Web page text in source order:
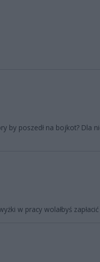
by poszedł na bojkot? Dla
w pracy wolałbyś